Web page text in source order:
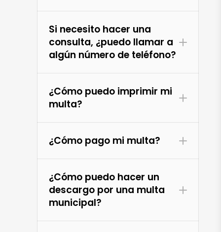
Si necesito hacer una
consulta, ¿puedo llamar a
algún número de teléfono?
¿Cómo puedo imprimir mi
multa?
¿Cómo pago mi multa?
¿Cómo puedo hacer un
descargo por una multa
municipal?